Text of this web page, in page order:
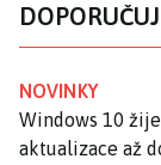
NOVINKY
Windows 10
aktualizace až